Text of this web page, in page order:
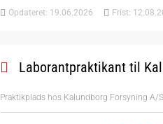
Opdateret: 19.06.2026 Frist:
Laborantpraktikant til
Praktikplads hos Kalundborg Forsyning A/